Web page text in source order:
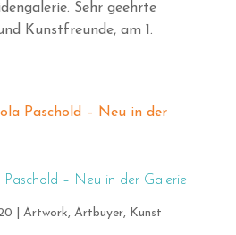
Sehr geehrte
Kunstfreunde, am 1.
Paschold – Neu in der Galerie
Artwork, Artbuyer, Kunst